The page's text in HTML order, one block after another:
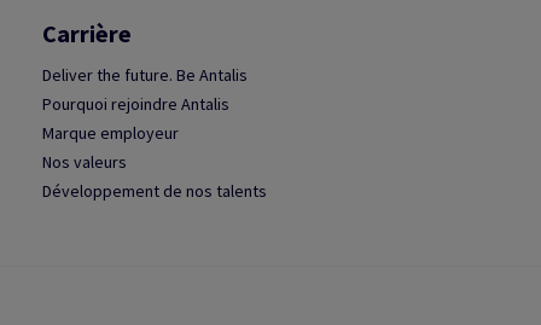
Carrière
Deliver the future. Be Antalis
Pourquoi rejoindre Antalis
Marque employeur
Nos valeurs
Développement de nos talents